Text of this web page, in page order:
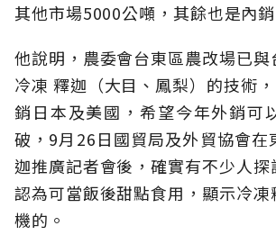
其他市場5000公噸，其餘也是內銷
他說明，農委會台東區農改場已與
冷凍 釋迦（大目、鳳梨）的技術
銷日本及美國，希望今年外銷可
破，9月26日國貿局及外貿協會在
迦推廣記者會後，確實有不少人探
認為可當飯後甜點食用，顯示冷凍
機的。